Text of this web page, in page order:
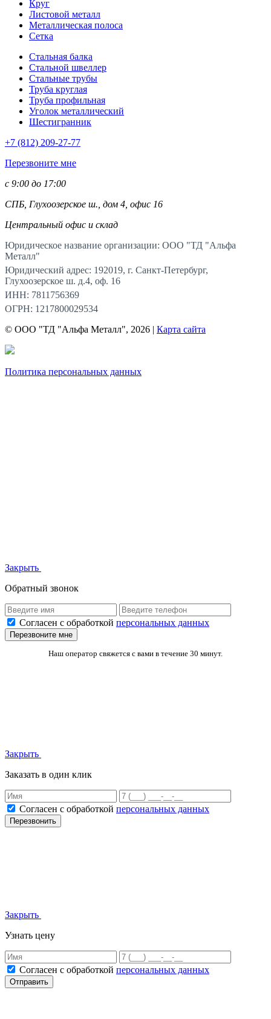
Круг
Листовой металл
Металлическая полоса
Сетка
Стальная балка
Стальной швеллер
Стальные трубы
Труба круглая
Труба профильная
Уголок металлический
Шестигранник
+7 (812) 209-27-77
Перезвоните мне
с 9:00 до 17:00
СПБ, Глухоозерское ш., дом 4, офис 16
Центральный офис и склад
Юридическое название организации: ООО "ТД "Альфа
Металл"
Юридический адрес: 192019, г. Санкт-Петербург,
Глухоозерское ш. д.4, оф. 16
ИНН: 7811756369
ОГРН: 1217800029534
© ООО "ТД "Альфа Металл", 2026 | Карта сайта
Политика персональных данных
Закрыть
Обратный звонок
Согласен с обработкой персональных данных
Перезвоните мне
Наш оператор свяжется с вами в течение 30 минут.
Закрыть
Заказать в один клик
Согласен с обработкой персональных данных
Перезвонить
Закрыть
Узнать цену
Согласен с обработкой персональных данных
Отправить